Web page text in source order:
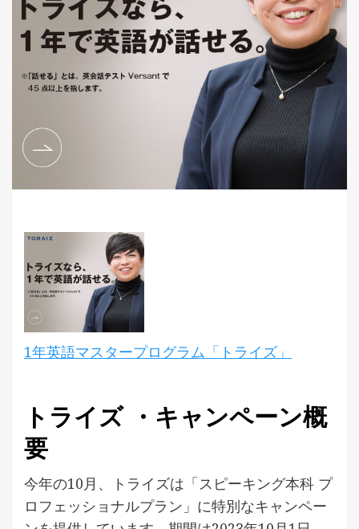
1年英語マスタープログラム「トライズ」
トライズ ・キャンペーン概
要
今年の10月、トライズは「スピーキング本科 プ
ロフェッショナルプラン」に特別なキャンペー